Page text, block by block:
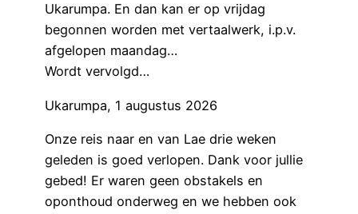
Ukarumpa. En dan kan er op vrijdag
begonnen worden met vertaalwerk, i.p.v.
afgelopen maandag…
Wordt vervolgd…
Ukarumpa, 1 augustus 2026
Onze reis naar en van Lae drie weken
geleden is goed verlopen. Dank voor jullie
gebed! Er waren geen obstakels en
oponthoud onderweg en we hebben ook